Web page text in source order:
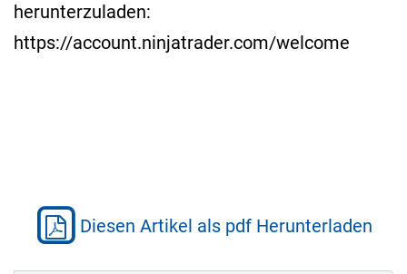
herunterzuladen:
https://account.ninjatrader.com/welcome
Diesen Artikel als pdf Herunterladen